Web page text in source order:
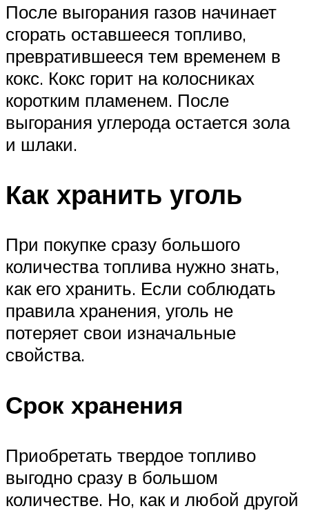
После выгорания газов начинает
сгорать оставшееся топливо,
превратившееся тем временем в
кокс. Кокс горит на колосниках
коротким пламенем. После
выгорания углерода остается зола
и шлаки.
Как хранить уголь
При покупке сразу большого
количества топлива нужно знать,
как его хранить. Если соблюдать
правила хранения, уголь не
потеряет свои изначальные
свойства.
Срок хранения
Приобретать твердое топливо
выгодно сразу в большом
количестве. Но, как и любой другой